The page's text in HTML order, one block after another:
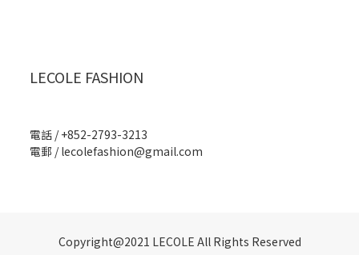
LECOLE FASHION
電話 / +852-2793-3213
電郵 / lecolefashion@gmail.com
Copyright@2021 LECOLE All Rights Reserved